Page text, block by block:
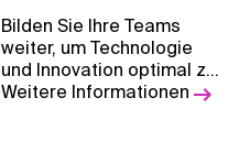
Bilden Sie Ihre Teams
weiter, um Technologie
und Innovation optimal zu
nutzen und die digitale
Weitere Informationen